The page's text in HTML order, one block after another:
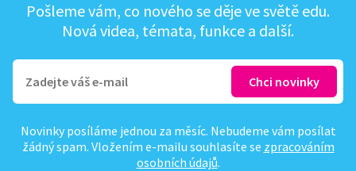
Pošleme vám, co nového se děje ve světě edu.
Nová videa, témata, funkce a další.
Novinky posíláme jednou za měsíc. Nebudeme vám posílat
žádný spam. Vložením e-mailu souhlasíte se zpracováním
osobních údajů.